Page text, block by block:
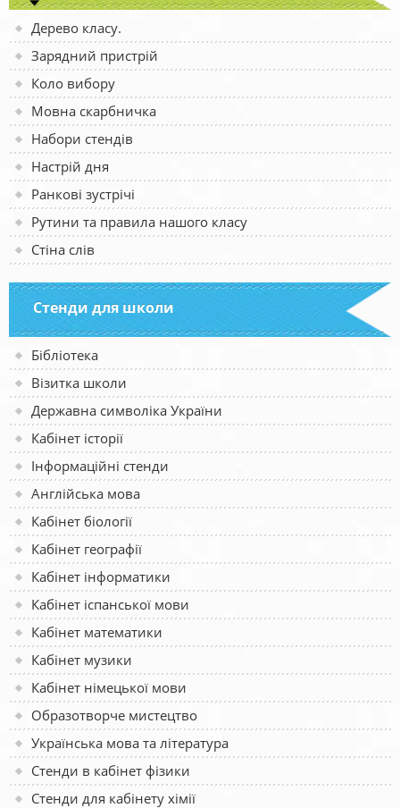
Дерево класу.
Зарядний пристрій
Коло вибору
Мовна скарбничка
Набори стендів
Настрій дня
Ранкові зустрічі
Рутини та правила нашого класу
Стіна слів
Стенди для школи
Бібліотека
Візитка школи
Державна символіка України
Кабінет історії
Інформаційні стенди
Англійська мова
Кабінет біології
Кабінет географії
Кабінет інформатики
Кабінет іспанської мови
Кабінет математики
Кабінет музики
Кабінет німецької мови
Образотворче мистецтво
Українська мова та література
Стенди в кабінет фізики
Стенди для кабінету хімії